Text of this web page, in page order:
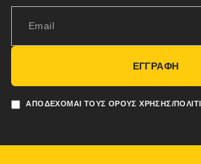
ΑΠΟΔΈΧΟΜΑΙ ΤΟΥΣ ΌΡΟΥΣ ΧΡΉΣΗΣ/
ΕΓΓΡΑΦΗ